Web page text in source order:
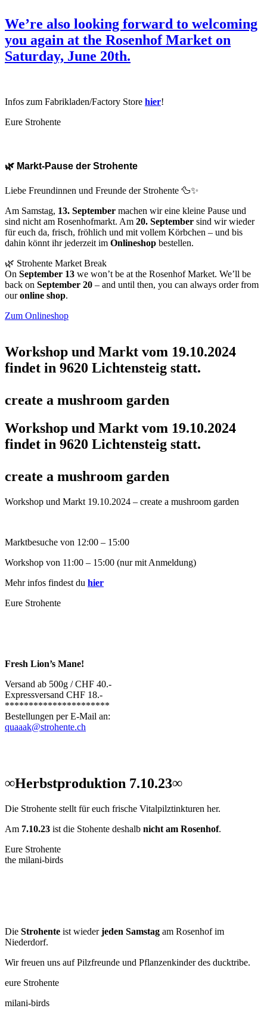
We’re also looking forward to welcoming
you again at the RosenhofMarket on
Saturday, June 20th.
Infos zum Fabrikladen/Factory Store hier!
Eure Strohente
🌿 Markt-Pause der Strohente
Liebe Freundinnen und Freunde der Strohente 🦆✨
Am Samstag, 13. September machen wir eine kleine Pause und
sind nicht am Rosenhofmarkt. Am 20. September sind wir wieder
für euch da, frisch, fröhlich und mit vollem Körbchen – und bis
dahin könnt ihr jederzeit im Onlineshop bestellen.
🌿 Strohente Market Break
On September 13 we won’t be at the Rosenhof Market. We’ll be
back on September 20 – and until then, you can always order from
ouronline shop.
Zum Onlineshop
Workshop und Markt vom 19.10.2024
findet in 9620 Lichtensteig statt.
create a mushroom garden
Workshop und Markt vom 19.10.2024
findet in 9620 Lichtensteig statt.
create a mushroom garden
Workshop und Markt 19.10.2024 – create a mushroom garden
Marktbesuche von 12:00 – 15:00
Workshop von 11:00 – 15:00 (nur mit Anmeldung)
Mehr infos findest du hier
Eure Strohente
Fresh Lion’s Mane!
Versand ab 500g / CHF 40.-
Expressversand CHF 18.-
**********************
Bestellungen per E-Mail an:
quaaak@strohente.ch
∞Herbstproduktion 7.10.23∞
Die Strohente stellt für euch frische Vitalpilztinkturen her.
Am 7.10.23 ist die Stohente deshalb nicht am Rosenhof.
Eure Strohente
the milani-birds
Die Strohente ist wiederjeden Samstag am Rosenhof im
Niederdorf.
Wir freuen uns auf Pilzfreunde und Pflanzenkinder des ducktribe.
eure Strohente
milani-birds